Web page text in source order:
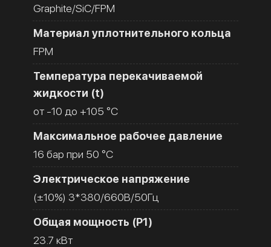
Graphite/SiC/FPM
Материал уплотнительного кольца
FPM
Температура перекачиваемой
жидкости (t)
от -10 до +105 °C
Максимальное рабочее давление
16 бар при 50 °C
Электрическое напряжение
(±10%) 3*380/660В/50Гц
Общая мощность (Р1)
23.7 кВт